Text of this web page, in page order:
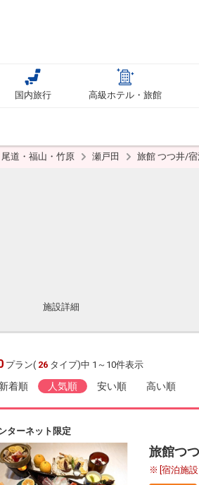
国内旅行 高級ホテル・旅館
尾道・福山・竹原 瀬戸田 旅館 つつ井/
施設詳細
プラン( 26 タイプ)中 1～10件表示
着順 人気順 安い順 高い順
ターネット限定
旅館つ
[宿泊施